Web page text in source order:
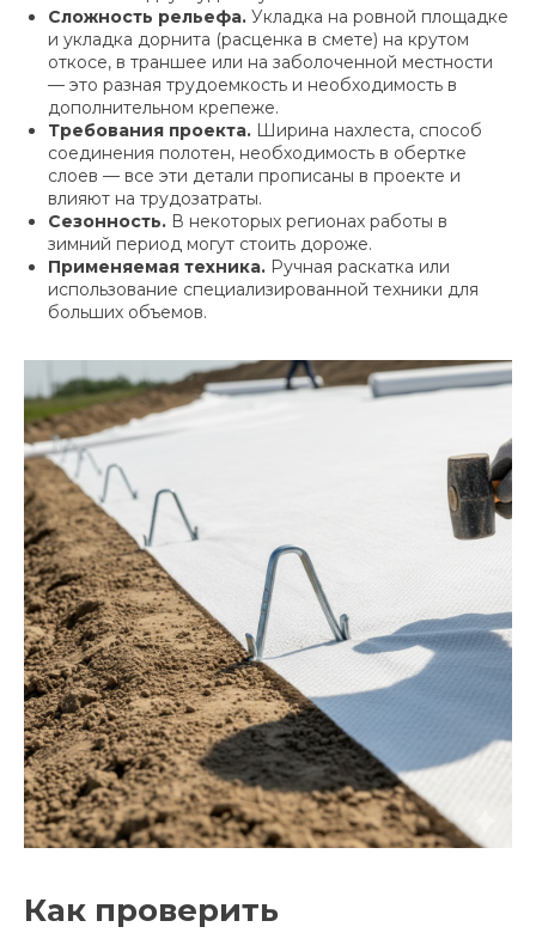
Сложность рельефа. Укладка на ровной площадке
и укладка дорнита (расценка в смете) на крутом
откосе, в траншее или на заболоченной местности
— это разная трудоемкость и необходимость в
дополнительном крепеже.
Требования проекта. Ширина нахлеста, способ
соединения полотен, необходимость в обертке
слоев — все эти детали прописаны в проекте и
влияют на трудозатраты.
Сезонность. В некоторых регионах работы в
зимний период могут стоить дороже.
Применяемая техника. Ручная раскатка или
использование специализированной техники для
больших объемов.
Как проверить